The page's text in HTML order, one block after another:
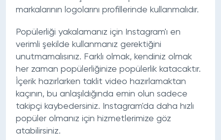
markalarının logolarını profillerinde kullanmalıdır.
Popülerliği yakalamanız için Instagram'ı en
verimli şekilde kullanmanız gerektiğini
unutmamalısınız. Farklı olmak, kendiniz olmak
her zaman popülerliğinize popülerlik katacaktır.
İçerik hazırlarken taklit video hazırlamaktan
kaçının, bu anlaşıldığında emin olun sadece
takipçi kaybedersiniz. Instagram'da daha hızlı
popüler olmanız için hizmetlerimize göz
atabilirsiniz.